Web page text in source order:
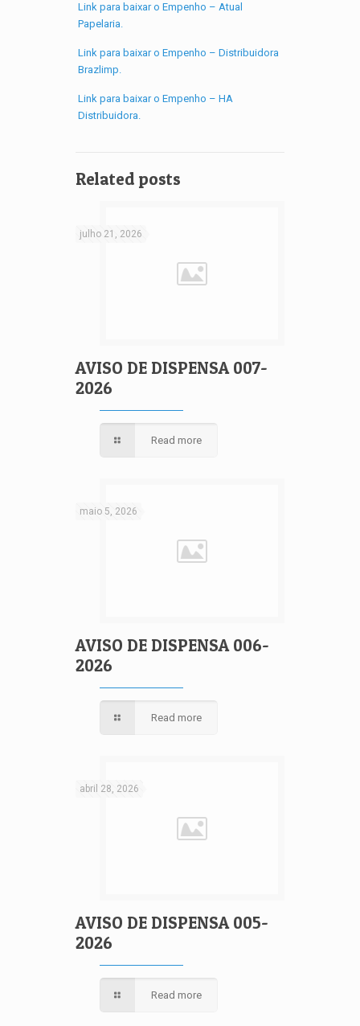
Link para baixar o Empenho – Atual
Papelaria.
Link para baixar o Empenho – Distribuidora
Brazlimp.
Link para baixar o Empenho – HA
Distribuidora.
Related posts
julho 21, 2026
AVISO DE DISPENSA 007-
2026
Read more
maio 5, 2026
AVISO DE DISPENSA 006-
2026
Read more
abril 28, 2026
AVISO DE DISPENSA 005-
2026
Read more